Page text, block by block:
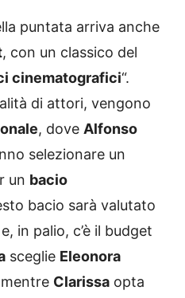
puntata arriva anche
, con un classico del
cinematografici“.
di attori, vengono
, dove Alfonso
selezionare un
un bacio
bacio sarà valutato
e, in palio, c’è il budget
sceglie Eleonora
Clarissa opta